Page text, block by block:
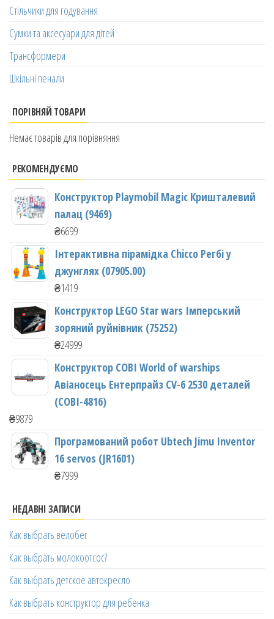
Стільчики для годування
Сумки та аксесуари для дітей
Трансформери
Шкільні пенали
ПОРІВНЯЙ ТОВАРИ
Немає товарів для порівняння
РЕКОМЕНДУЄМО
Конструктор Playmobil Magic Кришталевий
палац (9469)
₴6699
Інтерактивна пірамідка Chicco Регбі у
джунглях (07905.00)
₴1419
Конструктор LEGO Star wars Імперський
зоряний руйнівник (75252)
₴24999
Конструктор COBI World of warships
Авіаносець Ентерпрайз CV-6 2530 деталей
(COBI-4816)
₴9879
Програмований робот Ubtech Jimu Inventor
16 servos (JR1601)
₴7999
НЕДАВНІ ЗАПИСИ
Как выбрать велобег
Как выбрать молокоотсос?
Как выбрать детское автокресло
Как выбрать конструктор для ребенка